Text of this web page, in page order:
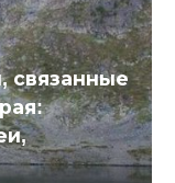
связанные